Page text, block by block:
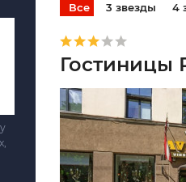
Все 3 звезды 4
Гостиницы